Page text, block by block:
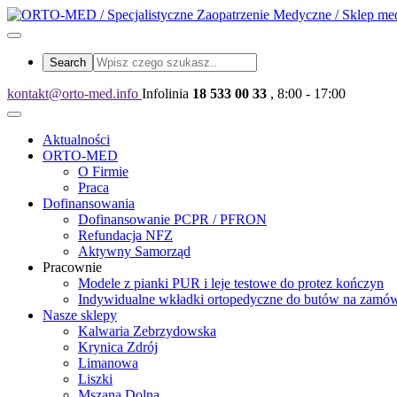
kontakt@orto-med.info Infolinia 18 533 00 33 , 8:00 - 17:00
Aktualności
ORTO-MED
O Firmie
Praca
Dofinansowania
Dofinansowanie PCPR / PFRON
Refundacja NFZ
Aktywny Samorząd
Pracownie
Modele z pianki PUR i leje testowe do protez kończyn
Indywidualne wkładki ortopedyczne do butów na
Nasze sklepy
Kalwaria Zebrzydowska
Krynica Zdrój
Limanowa
Liszki